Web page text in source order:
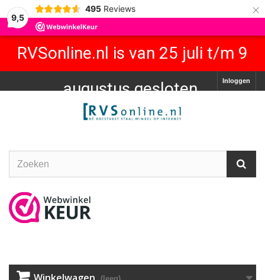
9,5
495 Reviews ×
RVSonline.nl is van 25 juli t/m 9
augustus gesloten.
Inloggen